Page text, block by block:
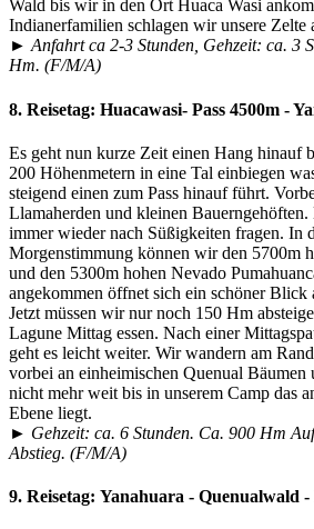
Wald bis wir in den Ort Huaca Wasi
Indianerfamilien schlagen wir unsere Zelte
► Anfahrt ca 2-3 Stunden, Gehzeit: ca. 3
Hm. (F/M/A)
8. Reisetag: Huacawasi- Pass 4500m -
Es geht nun kurze Zeit einen Hang hinauf
200 Höhenmetern in eine Tal einbiegen
steigend einen zum Pass hinauf führt.
Llamaherden und kleinen
immer wieder nach Süßigkeiten fragen. In
Morgenstimmung können wir den 5700m
und den 5300m hohen Nevado
angekommen öffnet sich ein schöner Blick
Jetzt müssen wir nur noch 150 Hm
Lagune Mittag essen. Nach einer
geht es leicht weiter. Wir wandern am
vorbei an einheimischen Quenual Bäumen
nicht mehr weit bis in unserem Camp das
Ebene liegt.
► Gehzeit: ca. 6 Stunden. Ca. 900 Hm
Abstieg. (F/M/A)
9. Reisetag: Yanahuara - Quenualwald